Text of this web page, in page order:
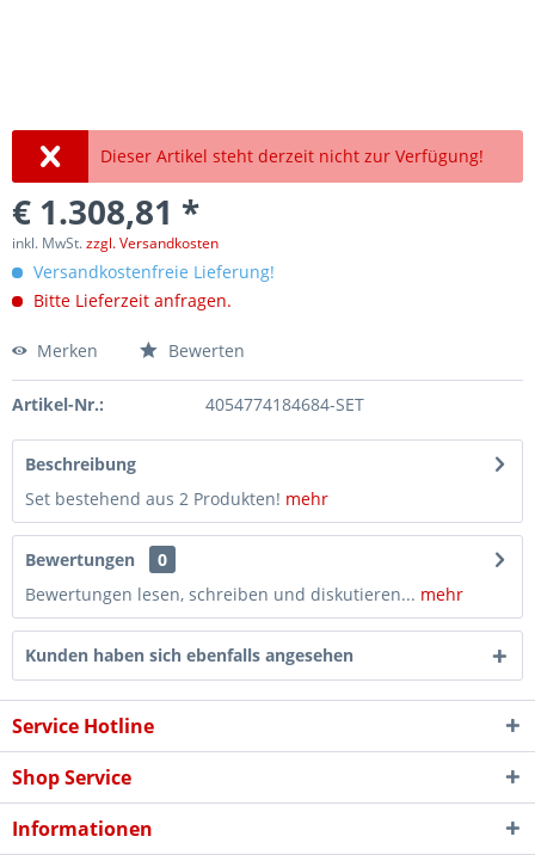
Dieser Artikel steht derzeit nicht zur Verfügung!
€ 1.308,81 *
inkl. MwSt.zzgl. Versandkosten
Versandkostenfreie Lieferung!
Bitte Lieferzeit anfragen.
Merken Bewerten
Artikel-Nr.: 4054774184684-SET
Beschreibung
Set bestehend aus 2 Produkten! mehr
Bewertungen
0
Bewertungen lesen, schreiben und diskutieren... mehr
Kunden haben sich ebenfalls angesehen
Service Hotline
Shop Service
Informationen